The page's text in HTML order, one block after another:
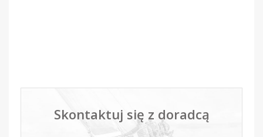
Skontaktuj się z doradcą